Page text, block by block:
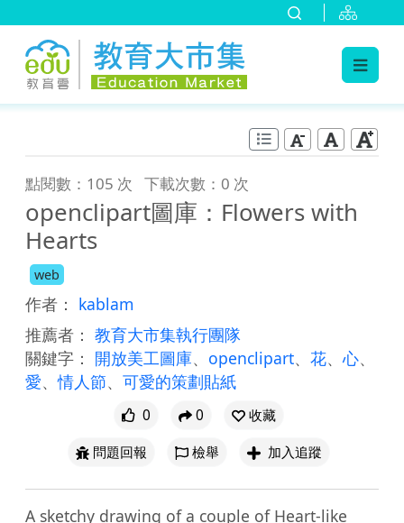
點閱數：105 次 下載次數：0 次
openclipart圖庫：Flowers with
Hearts
web
作者： kablam
推薦者： 教育大市集執行團隊
關鍵字： 開放美工圖庫、 openclipart、 花、心、
愛、情人節、 可愛的策劃貼紙
0 0
收藏
問題回報
檢舉 加入追蹤
A sketchy drawing of a couple of Heart-like